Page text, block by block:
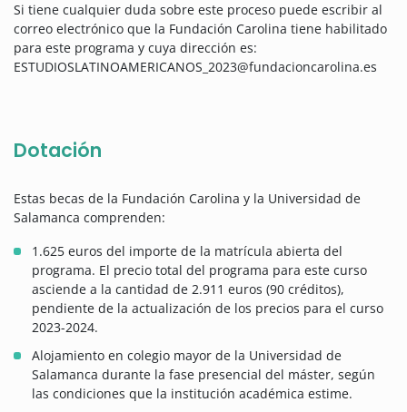
Si tiene cualquier duda sobre este proceso puede escribir al
correo electrónico que la Fundación Carolina tiene habilitado
para este programa y cuya dirección es:
ESTUDIOSLATINOAMERICANOS_2023@fundacioncarolina.es
Dotación
Estas becas de la Fundación Carolina y la Universidad de
Salamanca comprenden:
1.625 euros del importe de la matrícula abierta del
programa. El precio total del programa para este curso
asciende a la cantidad de 2.911 euros (90 créditos),
pendiente de la actualización de los precios para el curso
2023-2024.
Alojamiento en colegio mayor de la Universidad de
Salamanca durante la fase presencial del máster, según
las condiciones que la institución académica estime.